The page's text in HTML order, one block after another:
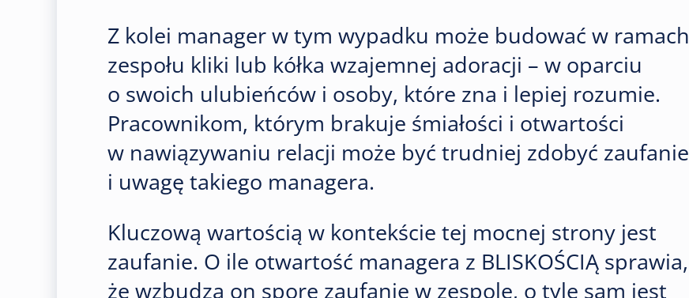
Z kolei manager w tym wypadku może budować w ramach
zespołu kliki lub kółka wzajemnej adoracji – w oparciu
o swoich ulubieńców i osoby, które zna i lepiej rozumie.
Pracownikom, którym brakuje śmiałości i otwartości
w nawiązywaniu relacji może być trudniej zdobyć zaufanie
i uwagę takiego managera.
Kluczową wartością w kontekście tej mocnej strony jest
zaufanie. O ile otwartość managera z BLISKOŚCIĄ sprawia,
że wzbudza on spore zaufanie w zespole, o tyle sam jest